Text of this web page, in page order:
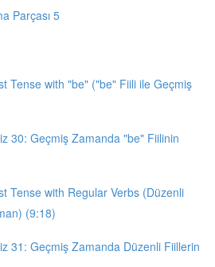
Parçası 5
Tense with "be" ("be" Fiili ile Geçmiş
30: Geçmiş Zamanda "be" Fiilinin
Tense with Regular Verbs (Düzenli
(9:18)
31: Geçmiş Zamanda Düzenli Fiillerin